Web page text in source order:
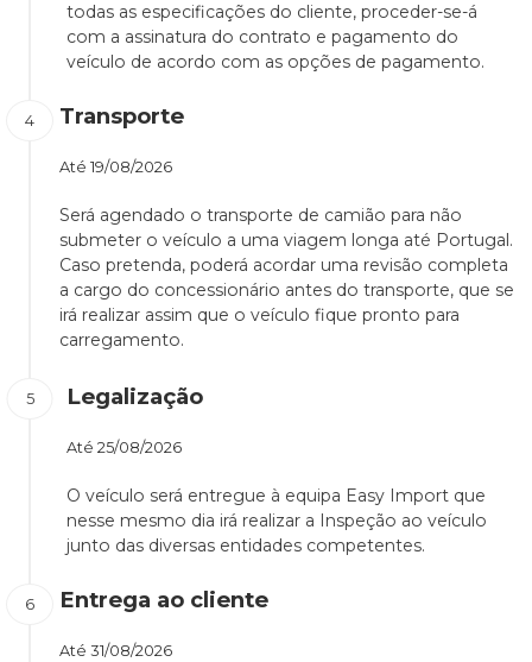
todas as especificações do cliente, proceder-se-á
com a assinatura do contrato e pagamento do
veículo de acordo com as opções de pagamento.
Transporte
Até 19/08/2026
Será agendado o transporte de camião para não
submeter o veículo a uma viagem longa até Portugal.
Caso pretenda, poderá acordar uma revisão completa
a cargo do concessionário antes do transporte, que se
irá realizar assim que o veículo fique pronto para
carregamento.
Legalização
Até 25/08/2026
O veículo será entregue à equipa Easy Import que
nesse mesmo dia irá realizar a Inspeção ao veículo
junto das diversas entidades competentes.
Entrega ao cliente
Até 31/08/2026